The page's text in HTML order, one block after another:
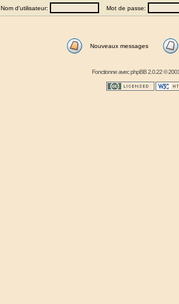
Nom d'utilisateur: Mot de passe:
Nouveaux messages
Fonctionne avecphpBB2.0.22 ©